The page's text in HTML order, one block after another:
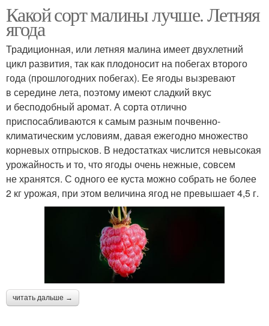
Какой сорт малины лучше. Летняя
ягода
Традиционная, или летняя малина имеет двухлетний
цикл развития, так как плодоносит на побегах второго
года (прошлогодних побегах). Ее ягоды вызревают
в середине лета, поэтому имеют сладкий вкус
и бесподобный аромат. А сорта отлично
приспосабливаются к самым разным почвенно-
климатическим условиям, давая ежегодно множество
корневых отпрысков. В недостатках числится невысокая
урожайность и то, что ягоды очень нежные, совсем
не хранятся. С одного ее куста можно собрать не более
2 кг урожая, при этом величина ягод не превышает 4,5 г.
читать дальше →